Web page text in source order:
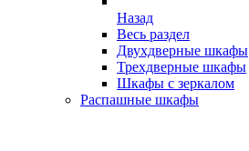
Назад
Весь раздел
Двухдверные шкафы
Трехдверные шкафы
Шкафы с зеркалом
Распашные шкафы